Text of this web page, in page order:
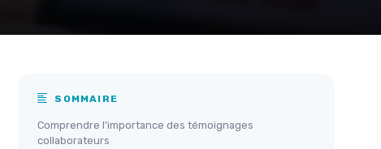
SOMMAIRE
Comprendre l'importance des témoignages
collaborateurs